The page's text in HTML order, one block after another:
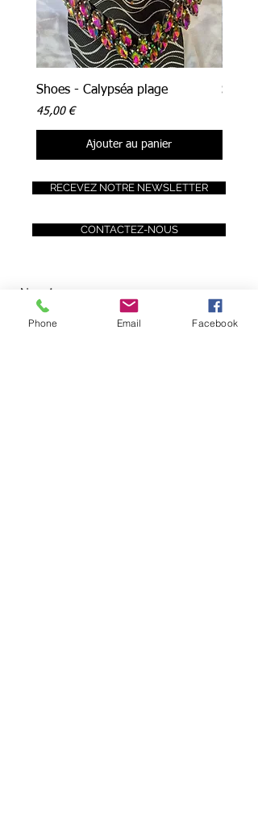
Shoes - Calypséa plage
Prix
45,00 €
Ajouter au panier
Shoes
RECEVEZ NOTRE NEWSLETTER
CONTACTEZ-NOUS
Phone Email Facebook